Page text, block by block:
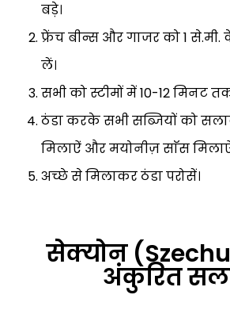
बड़े।
फ्रेंच बीन्स और गाजर को 1
लें।
सभी को स्टीमों में 10-12 मिनट
ठंडा करके सभी सब्जियों को
मिलाऐं और मयोनीज़ साॅस
अच्छे से मिलाकर ठंडा परोसें।
सेक्योन
अंकुरित